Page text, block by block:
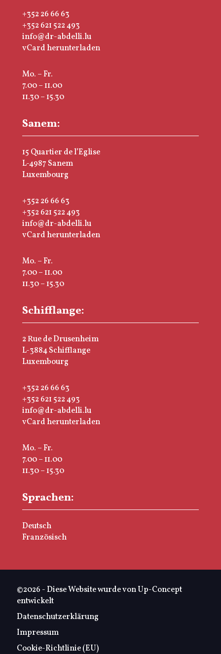
+352 26 66 63
+352 621 522 493
info@dr-abdelli.lu
vCard herunterladen
Mo. – Fr.
7.00 – 11.00
11.30 – 15.30
Sanem:
15 Quartier de l’Eglise
L-4987 Sanem
Luxembourg
+352 26 66 63
+352 621 522 493
info@dr-abdelli.lu
vCard herunterladen
Mo. – Fr.
7.00 – 11.00
11.30 – 15.30
Schifflange:
2 Rue de Drusenheim
L-3884 Schifflange
Luxembourg
+352 26 66 63
+352 621 522 493
info@dr-abdelli.lu
vCard herunterladen
Mo. – Fr.
7.00 – 11.00
11.30 – 15.30
Sprachen:
Deutsch
Französisch
©2026 - Diese Website wurde von Up-Concept
entwickelt
Datenschutzerklärung
Impressum
Cookie-Richtlinie (EU)